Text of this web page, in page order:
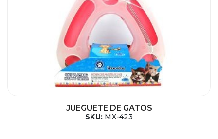
JUEGUETE DE GATOS
SKU: MX-423